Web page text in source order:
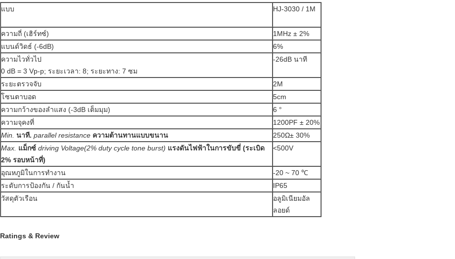
แบบ HJ-3030 / 1M
ความถี่ (เฮิร์ทซ์)
1MHz ± 2%
แบนด์วิดธ์ (-6dB)
6%
ความไวทั่วไป
0 dB = 3 Vp-p; ระยะเวลา: 8; ระยะทาง: 7 ซม
-26dB นาที
ระยะตรวจจับ
2M
โซนตาบอด
5cm
ความกว้างของลำแสง (-3dB เต็มมุม)
6 °
ความจุคงที่
1200PF ± 20%
Min. นาที. parallel resistance ความต้านทานแบบขนาน
250Ω± 30%
Max. แม็กซ์ driving Voltage(2% duty cycle tone burst) แรงดันไฟฟ้าในการขับขี่ (ระเบิด
2% รอบหน้าที่)
<500V
อุณหภูมิในการทำงาน
-20 ~ 70 ℃
ระดับการป้องกัน / กันน้ำ
IP65
วัสดุตัวเรือน
อลูมิเนียมอัล
ลอยด์
Ratings & Review